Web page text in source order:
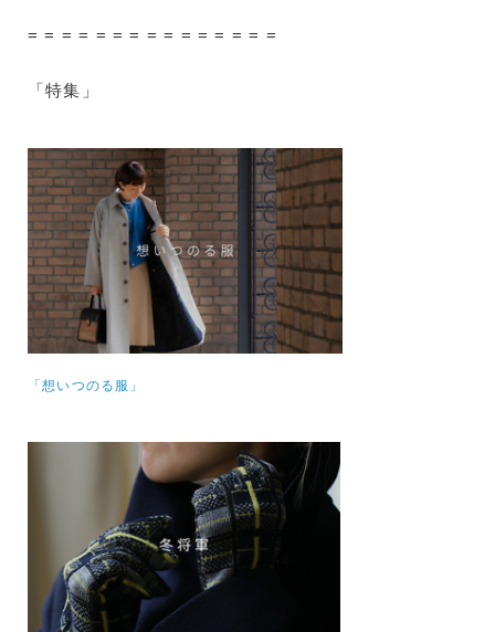
= = = = = = = = = = = = = = =
「特集」
「想いつのる服」